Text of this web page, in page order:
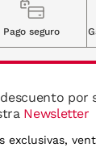
descuento por
Newsletter
exclusivas,
Pago seguro